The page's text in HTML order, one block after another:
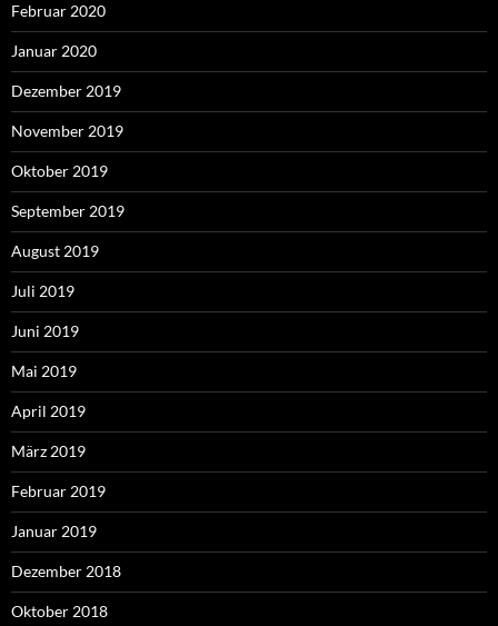
Februar 2020
Januar 2020
Dezember 2019
November 2019
Oktober 2019
September 2019
August 2019
Juli 2019
Juni 2019
Mai 2019
April 2019
März 2019
Februar 2019
Januar 2019
Dezember 2018
Oktober 2018